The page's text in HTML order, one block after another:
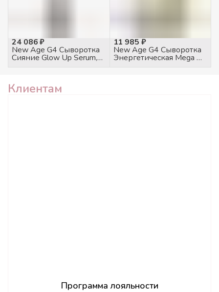
24 086 ₽
New Age G4 Сыворотка
Сияние Glow Up Serum,
11 985 ₽
New Age G4 Сыворотка
Энергетическая Mega Oil,
Клиентам
Программа лояльности